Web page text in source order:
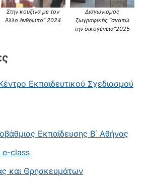
Στην κουζίνα με τον
Άλλο Άνθρωπο” 2024
Διαγωνισμός
ζωγραφικής “αγαπώ
την οικογένεια”2025
Εκπαιδευτικού Σχεδιασμού
Εκπαίδευσης Β΄ Αθήνας
e-class
και Θρησκευμάτων